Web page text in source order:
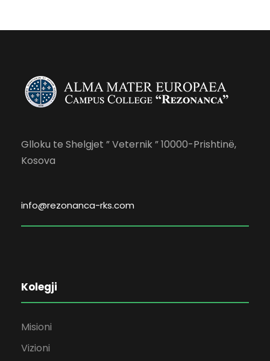
Glloku te Shelgjet ” Veternik ” 10000-Prishtinë,
Kosova
info@rezonanca-rks.com
Kolegji
Misioni
Vizioni